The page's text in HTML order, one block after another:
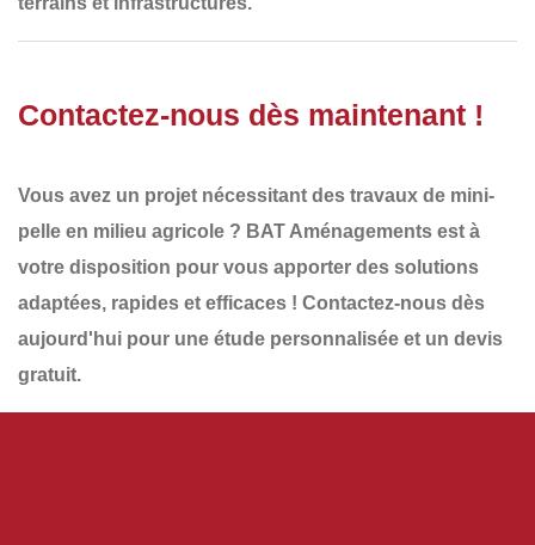
Contactez-nous dès maintenant !
Vous avez un projet nécessitant des travaux de mini-
pelle en milieu agricole ? BAT Aménagements est à
votre disposition pour vous apporter des solutions
adaptées, rapides et efficaces ! Contactez-nous dès
aujourd'hui pour une étude personnalisée et un devis
gratuit.